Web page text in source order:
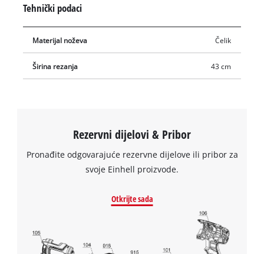
Tehnički podaci
Materijal noževa Čelik
Širina rezanja 43 cm
Rezervni dijelovi & Pribor
Pronađite odgovarajuće rezervne dijelove ili pribor za
svoje Einhell proizvode.
Otkrijte sada